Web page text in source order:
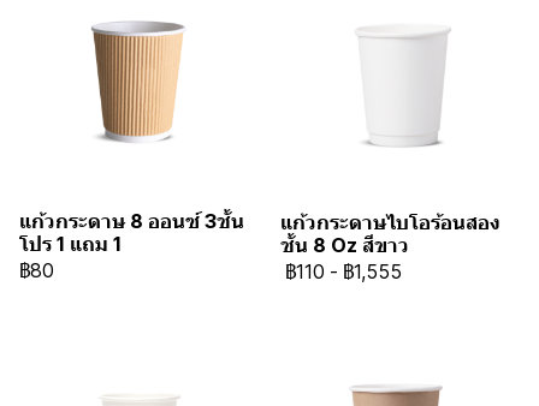
แก้วกระดาษ 8 ออนซ์ 3ชั้น
โปร 1 แถม 1
฿80
แก้วกระดาษไบโอร้อนสอง
ชั้น 8 Oz สีขาว
฿110 - ฿1,555